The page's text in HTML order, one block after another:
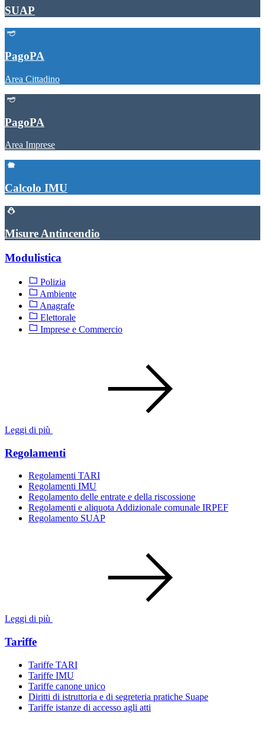
SUAP
PagoPA
Area Cittadino
PagoPA
Area Imprese
Calcolo IMU
Misure Antincendio
Modulistica
Polizia
Ambiente
Anagrafe
Elettorale
Imprese e Commercio
Leggi di più
Regolamenti
Regolamenti TARI
Regolamenti IMU
Regolamento delle entrate e della riscossione
Regolamenti e aliquota Addizionale comunale IRPEF
Regolamento SUAP
Leggi di più
Tariffe
Tariffe TARI
Tariffe IMU
Tariffe canone unico
Diritti di istruttoria e di segreteria pratiche Suape
Tariffe istanze di accesso agli atti